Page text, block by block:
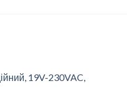
19V-230VAC,